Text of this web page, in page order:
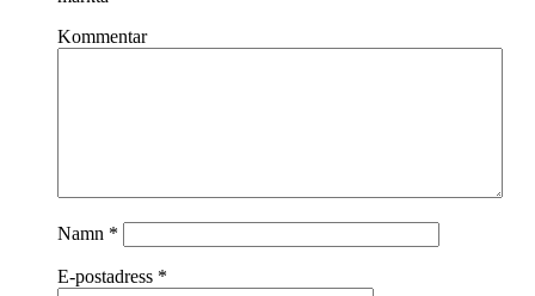
Kommentar
Namn *
E-postadress *